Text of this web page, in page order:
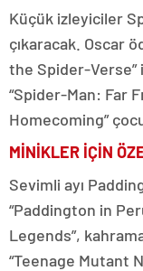
Küçük izleyiciler
çıkaracak. Oscar
the Spider-
“Spider-Man: Far
Homecoming”
MİNİKLER İÇİN
Sevimli ayı
“Paddington in
Legends”,
“Teenage Mutant